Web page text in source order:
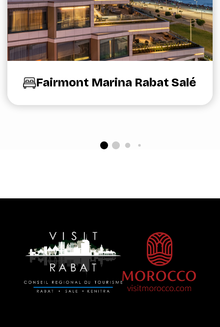
Fairmont Marina Rabat Salé